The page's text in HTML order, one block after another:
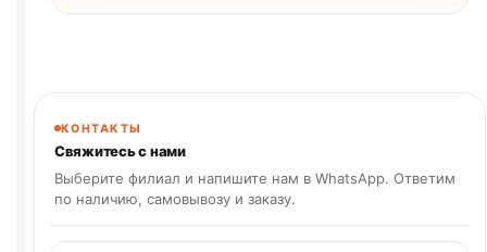
КОНТАКТЫ
Свяжитесь с нами
Выберите филиал и напишите нам в WhatsApp. Ответим
по наличию, самовывозу и заказу.